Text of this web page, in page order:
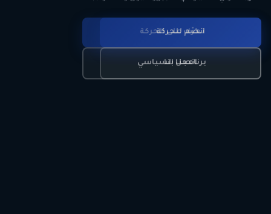
تعرّف على الحركة
برنامجنا السياسي
انضم للحركة
اتصل بنا